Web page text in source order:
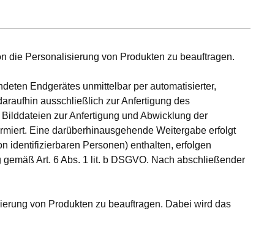
die Personalisierung von Produkten zu beauftragen.
Endgerätes unmittelbar per automatisierter,
ausschließlich zur Anfertigung des
zur Anfertigung und Abwicklung der
Eine darüberhinausgehende Weitergabe erfolgt
identifizierbaren Personen) enthalten, erfolgen
Art. 6 Abs. 1 lit. b DSGVO. Nach abschließender
von Produkten zu beauftragen. Dabei wird das